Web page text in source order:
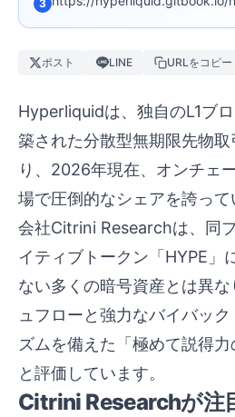
3
ポスト LINE URLをコピー
Hyperliquidは、独自のL1ブ
築された分散型無期限先物
り、2026年現在、オンチェ
場で圧倒的なシェアを誇っ
会社Citrini Researchは、同
イティブトークン「HYPE」
ない多くの暗号資産とは異
ュフローと強力なバイバッ
ズムを備えた「極めて説得
と評価しています。
Citrini Researchが注